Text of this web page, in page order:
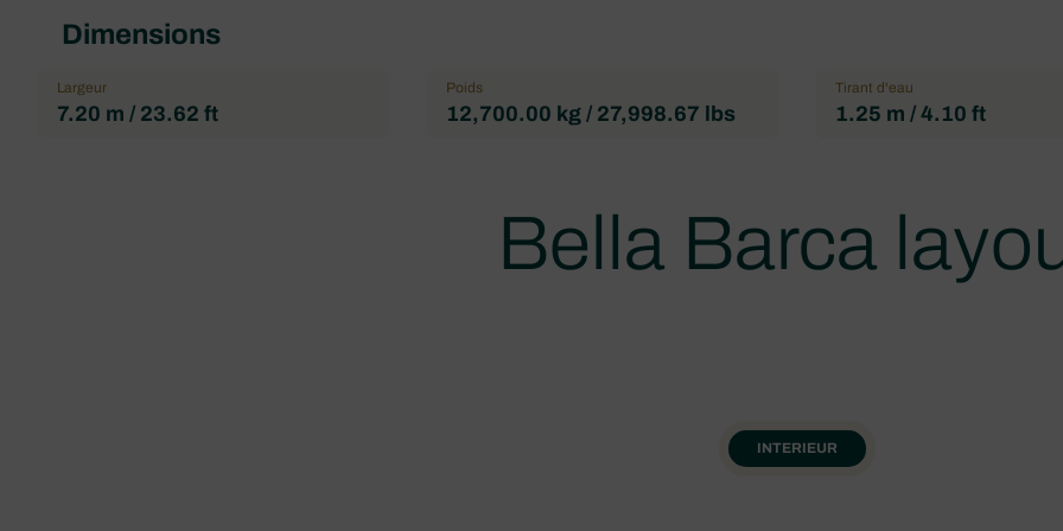
Dimensions
Largeur
7.20 m / 23.62 ft
Poids
12,700.00 kg / 27,998.67 lbs
Tirant d'eau
1.25 m / 4.10 ft
Bella Barca
INTERIEUR